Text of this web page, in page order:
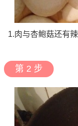
1.肉与杏鲍菇还有
第 2 步